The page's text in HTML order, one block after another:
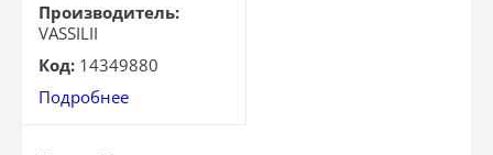
Производитель:
VASSILII
Код: 14349880
Подробнее